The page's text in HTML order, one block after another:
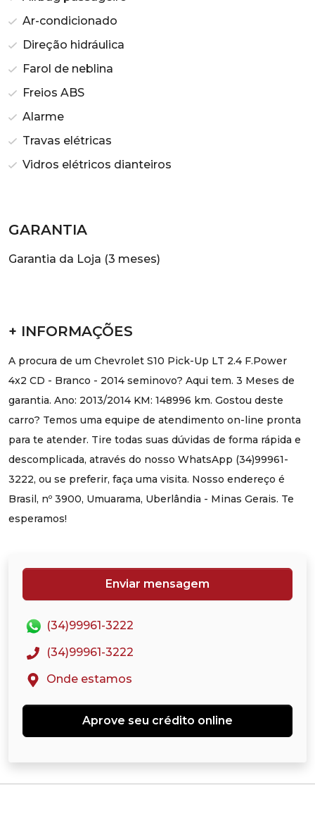
Ar-condicionado
Direção hidráulica
Farol de neblina
Freios ABS
Alarme
Travas elétricas
Vidros elétricos dianteiros
GARANTIA
Garantia da Loja (3 meses)
+ INFORMAÇÕES
A procura de um Chevrolet S10 Pick-Up LT 2.4 F.Power
4x2 CD - Branco - 2014 seminovo? Aqui tem. 3 Meses de
garantia. Ano: 2013/2014 KM: 148996 km. Gostou deste
carro? Temos uma equipe de atendimento on-line pronta
para te atender. Tire todas suas dúvidas de forma rápida e
descomplicada, através do nosso WhatsApp (34)99961-
3222, ou se preferir, faça uma visita. Nosso endereço é
Brasil, nº 3900, Umuarama, Uberlândia - Minas Gerais. Te
esperamos!
Enviar mensagem
(34)99961-3222
(34)99961-3222
Onde estamos
Aprove seu crédito online